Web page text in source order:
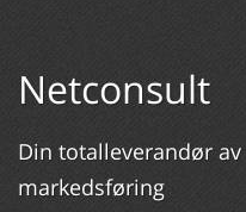
Netconsult
Din totalleverandør
markedsføring